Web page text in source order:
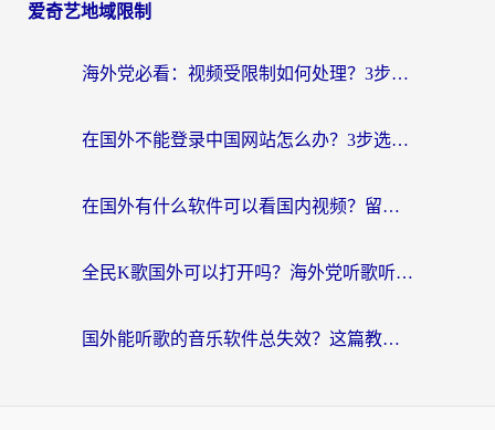
爱奇艺地域限制
海外党必看：视频受限制如何处理？3步解决国内剧番“看不了”难题
在国外不能登录中国网站怎么办？3步选对回国加速器，无缝刷剧、办业务
在国外有什么软件可以看国内视频？留学生亲测的追剧救星来了
全民K歌国外可以打开吗？海外党听歌听书无限制的实用指南
国外能听歌的音乐软件总失效？这篇教你怎么在海外流畅听网易云